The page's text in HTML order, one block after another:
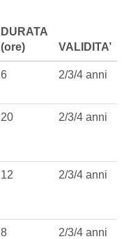
DURATA
(ore)
VALIDITA’
6 2/3/4 anni
20 2/3/4 anni
12 2/3/4 anni
8 2/3/4 anni